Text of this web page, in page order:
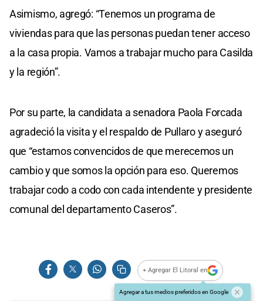
Asimismo, agregó: “Tenemos un programa de
viviendas para que las personas puedan tener acceso
a la casa propia. Vamos a trabajar mucho para Casilda
y la región”.
Por su parte, la candidata a senadora Paola Forcada
agradeció la visita y el respaldo de Pullaro y aseguró
que “estamos convencidos de que merecemos un
cambio y que somos la opción para eso. Queremos
trabajar codo a codo con cada intendente y presidente
comunal del departamento Caseros”.
+ Agregar El Litoral en
Agregar a tus medios preferidos en Google